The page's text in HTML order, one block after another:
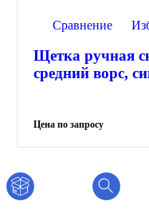
Сравнение
Щетка ручная
средний ворс,